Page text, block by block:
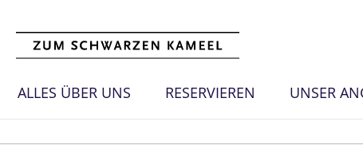
ALLES ÜBER UNS RESERVIEREN UNSER